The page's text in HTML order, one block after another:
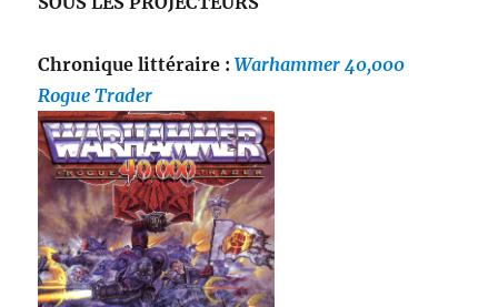
Chronique littéraire :Warhammer 40,000
Rogue Trader